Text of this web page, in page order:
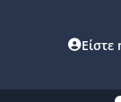
Είστε